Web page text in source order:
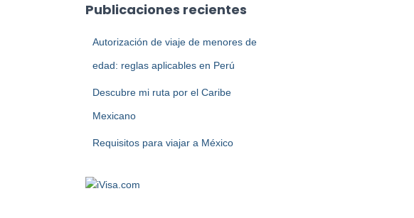
Publicaciones recientes
Autorización de viaje de menores de
edad: reglas aplicables en Perú
Descubre mi ruta por el Caribe
Mexicano
Requisitos para viajar a México